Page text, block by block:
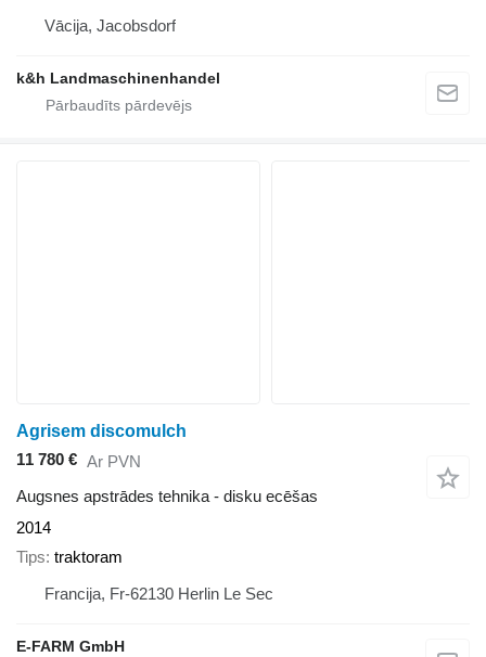
Vācija, Jacobsdorf
k&h Landmaschinenhandel
Agrisem discomulch
11 780 € Ar PVN
Augsnes apstrādes tehnika - disku ecēšas
2014
Tips traktoram
Francija, Fr-62130 Herlin Le Sec
E-FARM GmbH